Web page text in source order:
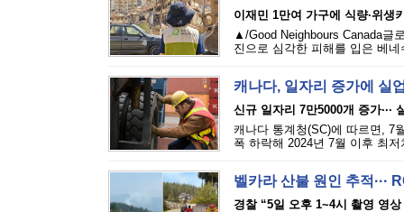
이재민 1만여 가구에 식량·위생
▲/Good Neighbours Canada글
진으로 심각한 피해를 입은 베
캐나다, 일자리 증가에 실
신규 일자리 7만5000개 증가···
캐나다 통계청(SC)에 따르면, 7
폭 하락해 2024년 7월 이후 최
벨카라 산불 원인 추적···
경찰 “5일 오후 1~4시 촬영 영상